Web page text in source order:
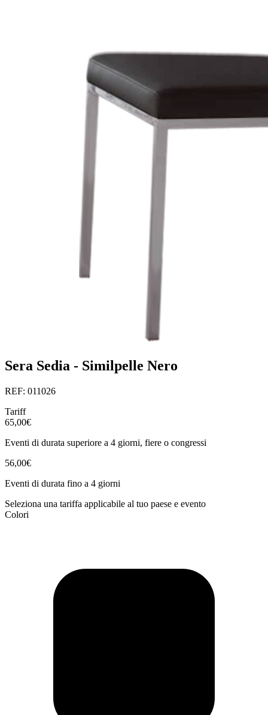
Sera Sedia - Similpelle Nero
REF: 011026
Tariff
65,00€
Eventi di durata superiore a 4 giorni, fiere o congressi
56,00€
Eventi di durata fino a 4 giorni
Seleziona una tariffa applicabile al tuo paese e evento
Colori